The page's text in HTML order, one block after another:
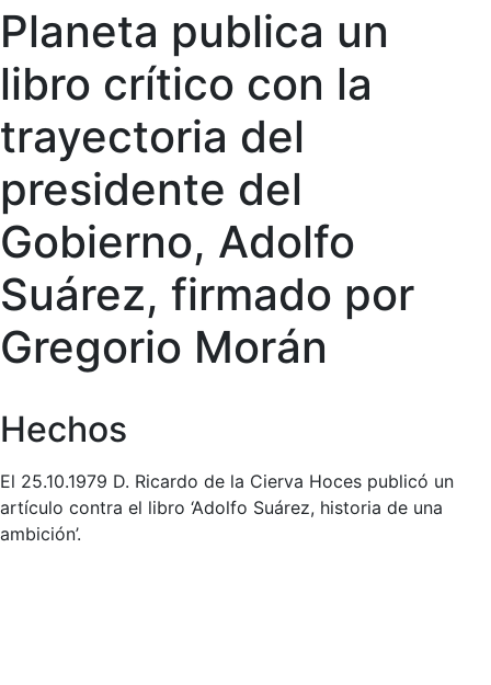
Planeta publica un
libro crítico con la
trayectoria del
presidente del
Gobierno, Adolfo
Suárez, firmado por
Gregorio Morán
Hechos
El 25.10.1979 D. Ricardo de la Cierva Hoces publicó un
artículo contra el libro ‘Adolfo Suárez, historia de una
ambición’.